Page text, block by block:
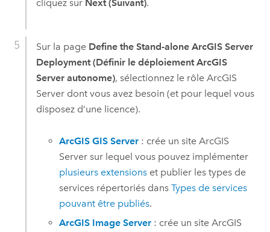
cliquez sur Next (Suivant).
Sur la page Define the Stand-alone ArcGIS Server
Deployment (Définir le déploiement ArcGIS
Server autonome), sélectionnez le rôle ArcGIS
Serverdont vous avez besoin (et pour lequel vous
disposez d’une licence).
ArcGIS GIS Server : crée un siteArcGIS
Server sur lequel vous pouvez implémenter
plusieurs extensions et publier les types de
services répertoriés dansTypes de services
pouvant être publiés.
ArcGIS Image Server : crée un siteArcGIS